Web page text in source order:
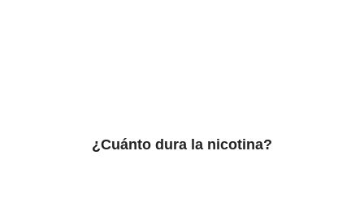
¿Cuánto dura la nicotina?